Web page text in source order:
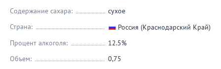
Содержание сахара:
сухое
Страна:
Россия (Краснодарский Край)
Процент алкоголя:
12.5%
Объем:
0,75